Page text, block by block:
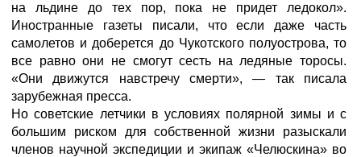
на льдине до тех пор, пока не придет ледокол».
Иностранные газеты писали, что если даже часть
самолетов и доберется до Чукотского полуострова, то
все равно они не смогут сесть на ледяные торосы.
«Они движутся навстречу смерти», — так писала
зарубежная пресса.
Но советские летчики в условиях полярной зимы и с
большим риском для собственной жизни разыскали
членов научной экспедиции и экипаж «Челюскина» во